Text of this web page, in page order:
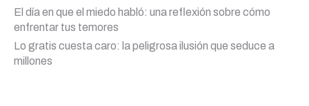
El día en que el miedo habló: una reflexión sobre cómo
enfrentar tus temores
Lo gratis cuesta caro: la peligrosa ilusión que seduce a
millones